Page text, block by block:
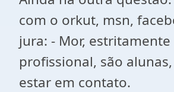
com o orkut, msn,
jura: - Mor, estritamente
profissional, são
estar em contato.